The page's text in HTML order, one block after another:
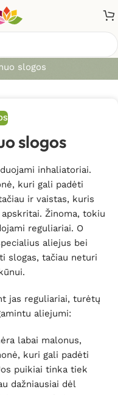
slogos
slogos
inhaliatoriai.
kuri gali padėti
ir vaistas, kuris
Žinoma, tokiu
reguliariai. O
aliejus bei
slogas, tačiau neturi
jas reguliariai, turėtų
aliejumi:
labai malonus,
kuri gali padėti
puikiai tinka tiek
dažniausiai dėl